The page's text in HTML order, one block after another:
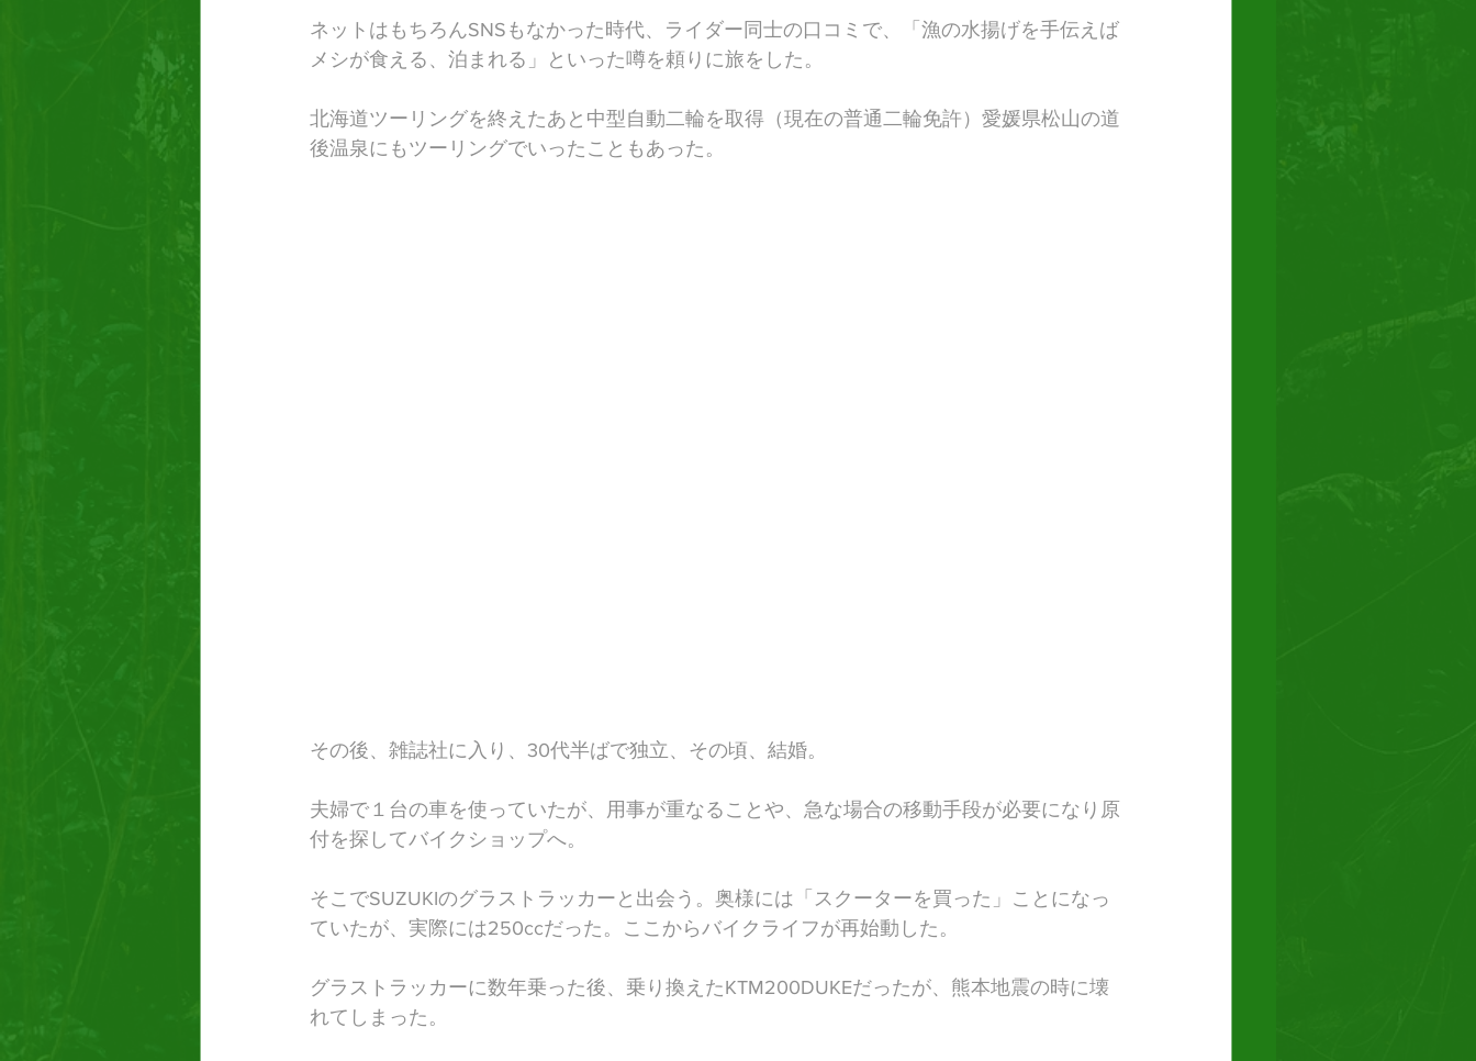
ネットはもちろんSNSもなかった時代、ライダー同士の口コミで、「漁の水揚げを手伝えば
メシが食える、泊まれる」といった噂を頼りに旅をした。
北海道ツーリングを終えたあと中型自動二輪を取得（現在の普通二輪免許）愛媛県松山の道
後温泉にもツーリングでいったこともあった。
その後、雑誌社に入り、30代半ばで独立、その頃、結婚。
夫婦で１台の車を使っていたが、用事が重なることや、急な場合の移動手段が必要になり原
付を探してバイクショップへ。
​そこでSUZUKIのグラストラッカーと出会う。奥様には「スクーターを買った」ことになっ
ていたが、実際には250ccだった。ここからバイクライフが再始動した。
グラストラッカーに数年乗った後、乗り換えたKTM200DUKEだったが、熊本地震の時に壊
れてしまった。